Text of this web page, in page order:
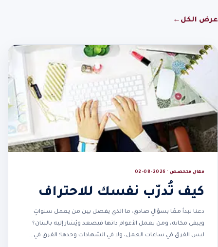
عرض الكل ←
مقال متخصص · 2026-08-02
كيف تُدرّب نفسك للاحتراف
دعنا نبدأ معًا بسؤالٍ صادق: ما الذي يفصل بين من يعمل سنواتٍ
ويبقى مكانه، ومن يعمل الأعوام ذاتها فيصعد ويُشار إليه بالبنان؟
ليس الفرق في ساعات العمل، ولا في الشهادات وحدها؛ الفرق في…